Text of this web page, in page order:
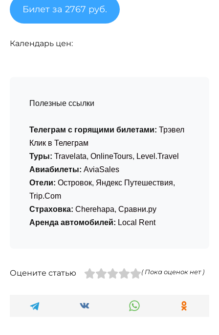
Билет за 2767 руб.
Календарь цен:
Полезные ссылки
Телеграм с горящими билетами: Трэвел
Клик в Телеграм
Туры: Travelata, OnlineTours, Level.Travel
Авиабилеты: AviaSales
Отели: Островок, Яндекс Путешествия,
Trip.Com
Страховка: Cherehapa, Сравни.ру
Аренда автомобилей: Local Rent
Оцените статью ( Пока оценок нет )